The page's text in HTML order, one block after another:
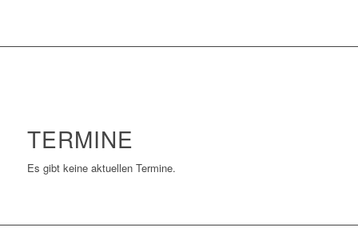
TERMINE
Es gibt keine aktuellen Termine.